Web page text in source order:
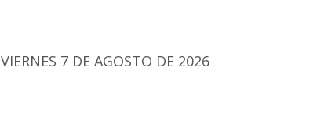
VIERNES 7 DE AGOSTO DE 2026